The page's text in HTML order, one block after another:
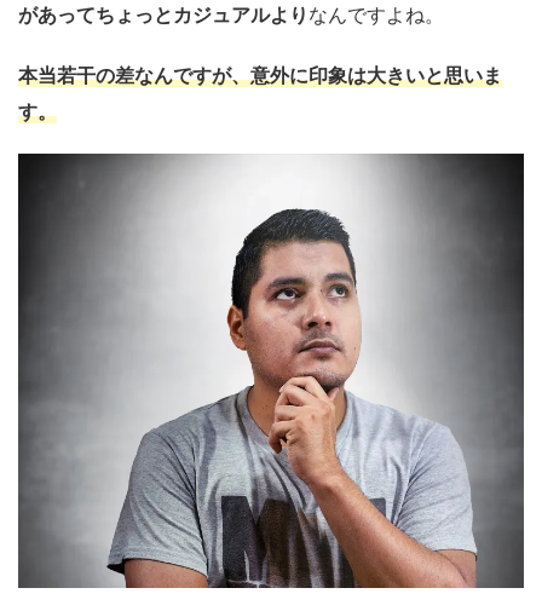
があってちょっとカジュアルより なんですよね。
本当若干の差なんですが、意外に印象は大きいと思いま
す。